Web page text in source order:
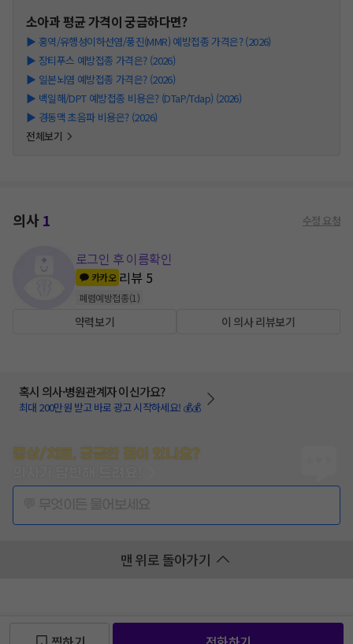
소아과평균 가격이 궁금하다면?
▶ 홍역/유행성이하선염/풍진(MMR) 예방접종 가격은? (2026)
▶ 장티푸스 예방접종 가격은? (2026)
▶ 일본뇌염 예방접종 가격은? (2026)
▶ 백일해/DPT 예방접종 비용은? (DTaP/Tdap) (2026)
▶ 경동맥 초음파 비용은? (2026)
전체보기
의사1 수정 요청
로그인 후 이름확인
카카오 리뷰 5
폐렴예방접종(1 )
약력보기 이 의사 리뷰보기
혹시 의사·병원관계자 이신가요?
최대 200만원 받고 바로 광고 시작하세요! 💰💰
증상/치료, 궁금한 점이 있나요?
맨 위로 돌아가기